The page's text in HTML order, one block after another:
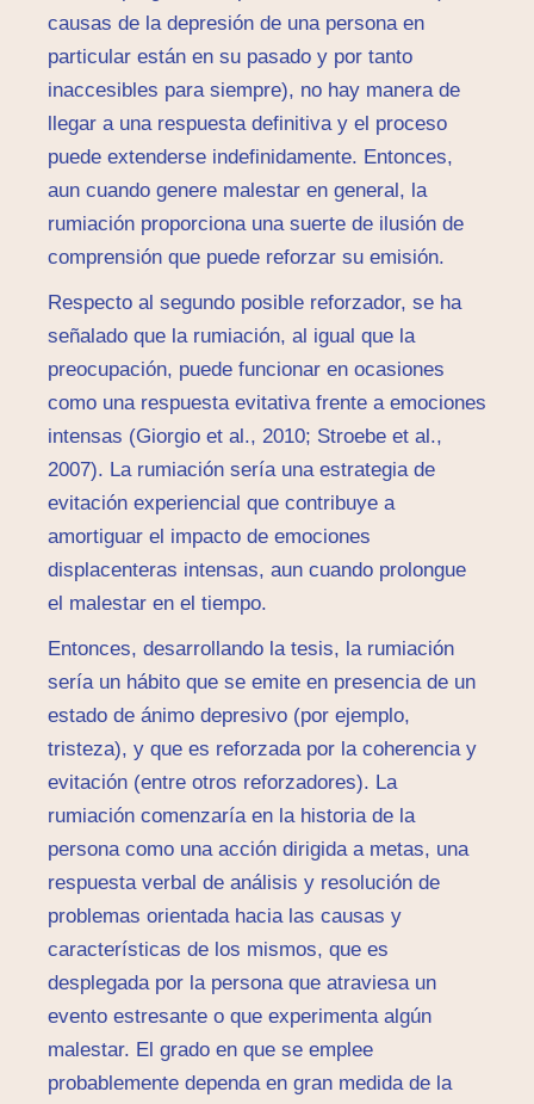
causas de la depresión de una persona en
particular están en su pasado y por tanto
inaccesibles para siempre), no hay manera de
llegar a una respuesta definitiva y el proceso
puede extenderse indefinidamente. Entonces,
aun cuando genere malestar en general, la
rumiación proporciona una suerte de ilusión de
comprensión que puede reforzar su emisión.
Respecto al segundo posible reforzador, se ha
señalado que la rumiación, al igual que la
preocupación, puede funcionar en ocasiones
como una respuesta evitativa frente a emociones
intensas (Giorgio et al., 2010; Stroebe et al.,
2007). La rumiación sería una estrategia de
evitación experiencial que contribuye a
amortiguar el impacto de emociones
displacenteras intensas, aun cuando prolongue
el malestar en el tiempo.
Entonces, desarrollando la tesis, la rumiación
sería un hábito que se emite en presencia de un
estado de ánimo depresivo (por ejemplo,
tristeza), y que es reforzada por la coherencia y
evitación (entre otros reforzadores). La
rumiación comenzaría en la historia de la
persona como una acción dirigida a metas, una
respuesta verbal de análisis y resolución de
problemas orientada hacia las causas y
características de los mismos, que es
desplegada por la persona que atraviesa un
evento estresante o que experimenta algún
malestar. El grado en que se emplee
probablemente dependa en gran medida de la